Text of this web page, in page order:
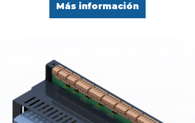
Más información